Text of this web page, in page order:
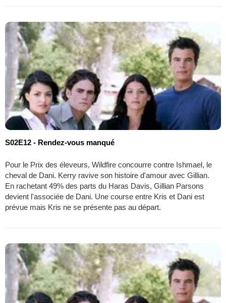
S02E12 - Rendez-vous manqué
Pour le Prix des éleveurs, Wildfire concourre contre Ishmael, le
cheval de Dani. Kerry ravive son histoire d'amour avec Gillian.
En rachetant 49% des parts du Haras Davis, Gillian Parsons
devient l'associée de Dani. Une course entre Kris et Dani est
prévue mais Kris ne se présente pas au départ.